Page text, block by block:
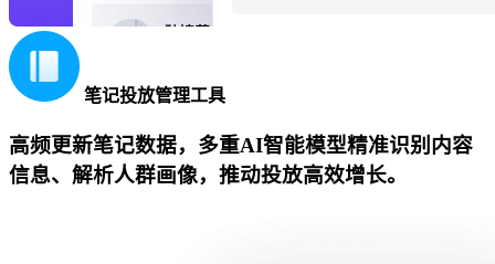
笔记投放管理工具
高频更新笔记数据，多重AI智能模型精准识别内容
信息、解析人群画像，推动投放高效增长。